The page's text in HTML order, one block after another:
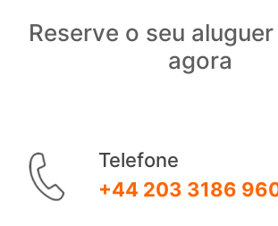
Reserve o seu
agora
Telefone
+44 203 3186